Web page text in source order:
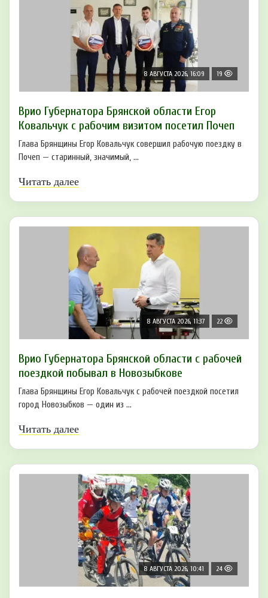
8 АВГУСТА 2026, 16:09 19
Врио Губернатора Брянской области Егор
Ковальчук с рабочим визитом посетил Почеп
Глава Брянщины Егор Ковальчук совершил рабочую поездку в
Почеп — старинный, значимый, ...
Читать далее
8 АВГУСТА 2026, 11:37 22
Врио Губернатора Брянской области с рабочей
поездкой побывал в Новозыбкове
Глава Брянщины Егор Ковальчук с рабочей поездкой посетил
город Новозыбков — один из ...
Читать далее
8 АВГУСТА 2026, 10:41 24